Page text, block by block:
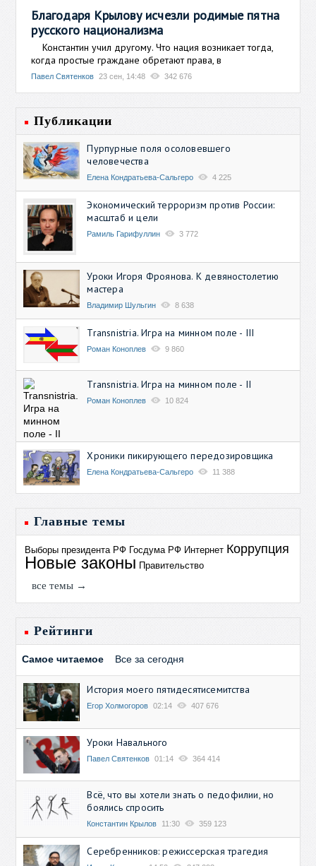
Благодаря Крылову исчезли родимые пятна
русского национализма
Константин учил другому. Что нация возникает тогда,
когда простые граждане обретают права, в
Павел Святенков 23 сен, 14:48 342 676
Публикации
Пурпурные поля осоловевшего
человечества
Елена Кондратьева-Сальгеро 4 225
Экономический терроризм против России:
масштаб и цели
Рамиль Гарифуллин 3 772
Уроки Игоря Фроянова. К девяностолетию
мастера
Владимир Шульгин 8 638
Transnistria. Игра на минном поле - III
Роман Коноплев 9 860
Transnistria. Игра на минном поле - II
Роман Коноплев 10 824
Хроники пикирующего передозировщика
Елена Кондратьева-Сальгеро 11 388
Главные темы
Выборы президента РФ Госдума РФ Интернет Коррупция
Новые законы Правительство
все темы →
Рейтинги
Самое читаемое Все за сегодня
История моего пятидесятисемитства
Егор Холмогоров 02:14 407 676
Уроки Навального
Павел Святенков 01:14 364 414
Всё, что вы хотели знать о педофилии, но
боялись спросить
Константин Крылов 11:30 359 123
Серебренников: режиссерская трагедия